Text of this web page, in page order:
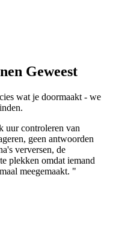
Geweest
wat je doormaakt - we
uur controleren van
geen antwoorden
verversen, de
plekken omdat iemand
meegemaakt. "